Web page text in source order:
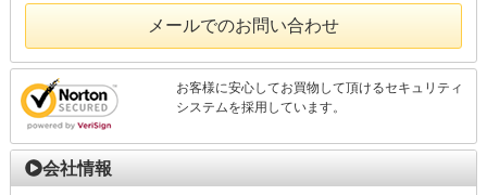
メールでのお問い合わせ
お客様に安心してお買物して頂けるセキュリティ
システムを採用しています。
会社情報